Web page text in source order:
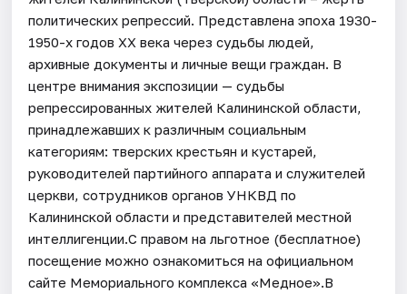
политических репрессий. Представлена эпоха 1930-
1950-х годов ХХ века через судьбы людей,
архивные документы и личные вещи граждан. В
центре внимания экспозиции — судьбы
репрессированных жителей Калининской области,
принадлежавших к различным социальным
категориям: тверских крестьян и кустарей,
руководителей партийного аппарата и служителей
церкви, сотрудников органов УНКВД по
Калининской области и представителей местной
интеллигенции.С правом на льготное (бесплатное)
посещение можно ознакомиться на официальном
сайте Мемориального комплекса «Медное».В